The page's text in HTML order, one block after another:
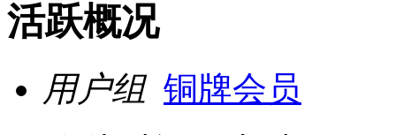
活跃概况
用户组 铜牌会员